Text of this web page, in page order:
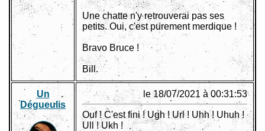
Une chatte n'y retrouverai pas ses
petits. Oui, c'est purement merdique !
Bravo Bruce !
Bill.
Un
Dégueulis
le 18/07/2021 à 00:31:53
Ouf ! C'est fini ! Ugh ! Url ! Uhh ! Uhuh !
Ull ! Ukh !